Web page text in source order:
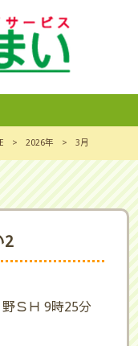
> 2026年 > 3月
2
ＳＨ 9時25分